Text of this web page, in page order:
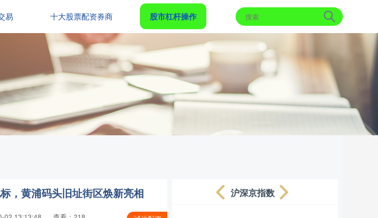
易 十大股票配资券商 股市杠杆操作
，黄浦码头旧址街区焕新亮相 沪深京指数